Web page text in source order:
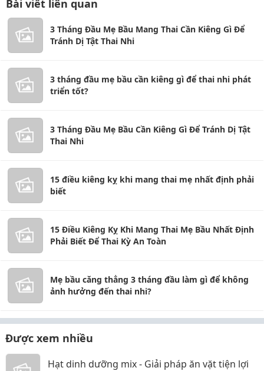
Bài viết liên quan
3 Tháng Đầu Mẹ Bầu Mang Thai Cần Kiêng Gì Để
Tránh Dị Tật Thai Nhi
3 tháng đầu mẹ bầu cần kiêng gì để thai nhi phát
triển tốt?
3 Tháng Đầu Mẹ Bầu Cần Kiêng Gì Để Tránh Dị Tật
Thai Nhi
15 điều kiêng kỵ khi mang thai mẹ nhất định phải
biết
15 Điều Kiêng Kỵ Khi Mang Thai Mẹ Bầu Nhất Định
Phải Biết Để Thai Kỳ An Toàn
Mẹ bầu căng thẳng 3 tháng đầu làm gì để không
ảnh hưởng đến thai nhi?
Được xem nhiều
Hạt dinh dưỡng mix - Giải pháp ăn vặt tiện lợi